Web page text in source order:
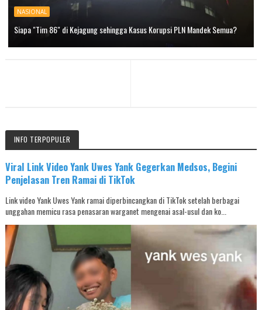
NASIONAL
Siapa "Tim 86" di Kejagung sehingga Kasus Korupsi PLN Mandek Semua?
INFO TERPOPULER
Viral Link Video Yank Uwes Yank Gegerkan Medsos, Begini
Penjelasan Tren Ramai di TikTok
Link video Yank Uwes Yank ramai diperbincangkan di TikTok setelah berbagai
unggahan memicu rasa penasaran warganet mengenai asal-usul dan ko...